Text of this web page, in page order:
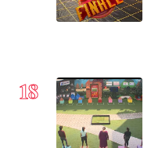
18